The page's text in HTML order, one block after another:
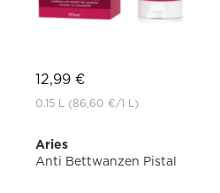
12,99 €
0.15 L (86,60 €/1 L)
Aries
Anti Bettwanzen Pistal